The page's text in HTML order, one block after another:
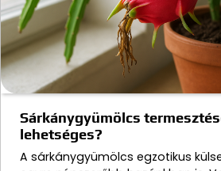
Sárkánygyümölcs
lehetséges?
A sárkánygyümölcs egzotikus